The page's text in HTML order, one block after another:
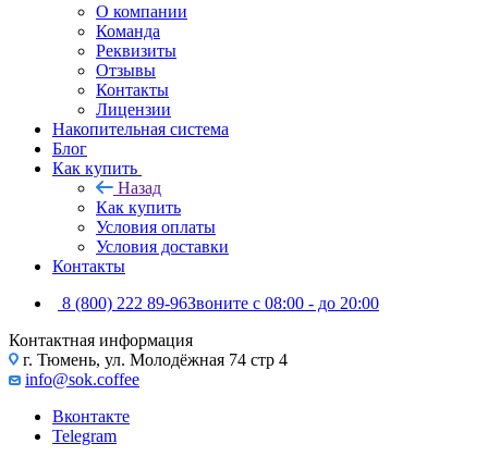
О компании
Команда
Реквизиты
Отзывы
Контакты
Лицензии
Накопительная система
Блог
Как купить
Назад
Как купить
Условия оплаты
Условия доставки
Контакты
8 (800) 222 89-96Звоните с 08:00 - до 20:00
Контактная информация
г. Тюмень, ул. Молодёжная 74 стр 4
info@sok.coffee
Вконтакте
Telegram